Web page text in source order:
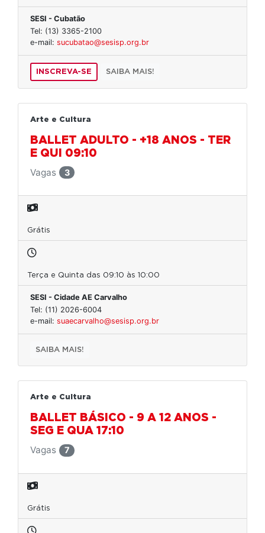
SESI - Cubatão
Tel: (13) 3365-2100
e-mail: sucubatao@sesisp.org.br
INSCREVA-SE SAIBA MAIS!
Arte e Cultura
BALLET ADULTO - +18 ANOS - TER
E QUI 09:10
Vagas
3
Grátis
Terça e Quinta das 09:10 às 10:00
SESI - Cidade AE Carvalho
Tel: (11) 2026-6004
e-mail: suaecarvalho@sesisp.org.br
SAIBA MAIS!
Arte e Cultura
BALLET BÁSICO - 9 A 12 ANOS -
SEG E QUA 17:10
Vagas
7
Grátis